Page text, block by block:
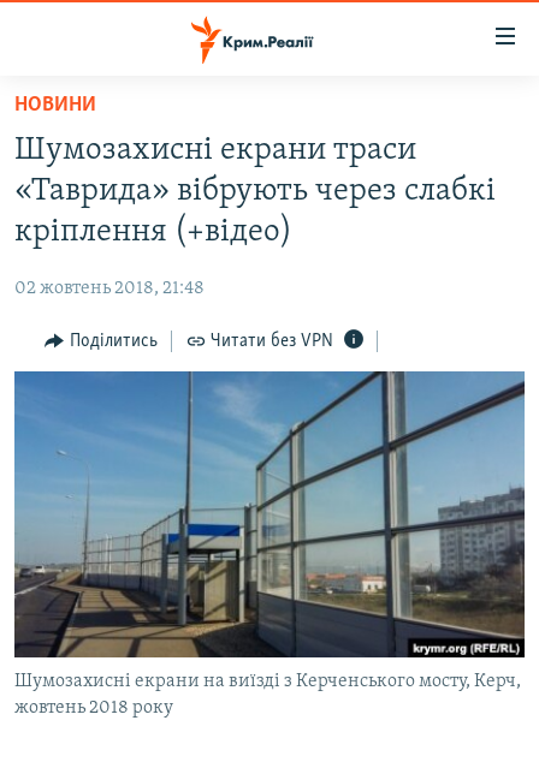
Перейти
основного
матеріалу
Перейти
до
основної
Перейти
до
ВОДА.КРИМ
ВІДЕО ТА ФОТО
БЛОГИ
ПОГЛЯД
СПЕЦПРОЕКТИ
ДЕПОРТАЦІЯ
ВІДЕОУРОКИ «ELIFBE»
СВІДЧЕННЯ ОКУПАЦІЇ
УКРАЇНСЬКА ПРОБЛЕМА КРИМУ
ІНФОГРАФІКА
ЯК ОБІЙТИ БЛОКУВАННЯ
Русский
Qırımtatar
ДОЛУЧАЙСЯ!
НОВИНИ
Шумозахисні екрани траси
«Таврида» вібрують через слабкі
кріплення (+відео)
02 жовтень 2018, 21:48
Поділитись Читати без VPN
Шумозахисні екрани на виїзді з Керченського мосту, Керч,
жовтень 2018 року